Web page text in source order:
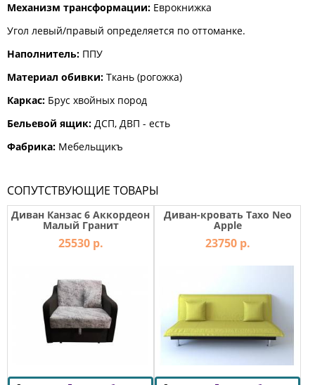
Механизм трансформации: Еврокнижка
Угол левый/правый определяется по оттоманке.
Наполнитель: ППУ
Материал обивки: Ткань (рогожка)
Каркас: Брус хвойных пород
Бельевой ящик: ДСП, ДВП - есть
Фабрика: Мебельщикъ
СОПУТСТВУЮЩИЕ ТОВАРЫ
Диван Канзас 6 Аккордеон
Малый Гранит
25530 р.
Диван-кровать Тахо Neo
Apple
23750 р.